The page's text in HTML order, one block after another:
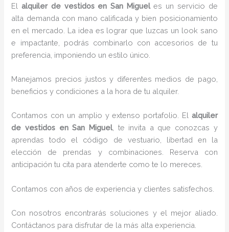
Elalquiler de vestidos en San Migueles un servicio de
alta demanda con mano calificada y bien posicionamiento
en el mercado. La idea es lograr que luzcas un look sano
e impactante, podrás combinarlo con accesorios de tu
preferencia, imponiendo un estilo único.
Manejamos precios justos y diferentes medios de pago,
beneficios y condiciones a la hora de tu alquiler.
Contamos con un amplio y extenso portafolio. El alquiler
de vestidos en San Miguel, te invita a que conozcas y
aprendas todo el código de vestuario, libertad en la
elección de prendas y combinaciones. Reserva con
anticipación tu cita para atenderte como te lo mereces.
Contamos con años de experiencia y clientes satisfechos.
Con nosotros encontrarás soluciones y el mejor aliado.
Contáctanos para disfrutar de la más alta experiencia.